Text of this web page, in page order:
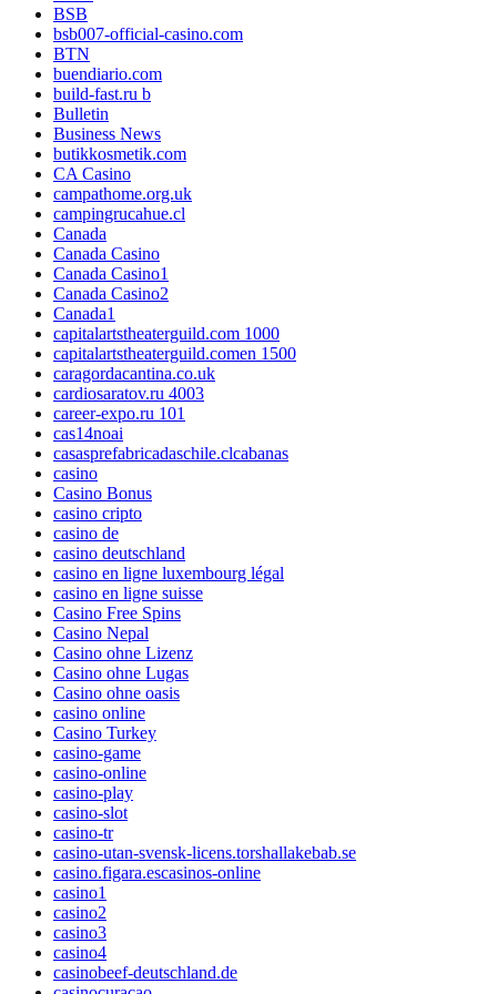
BSB
bsb007-official-casino.com
BTN
buendiario.com
build-fast.ru b
Bulletin
Business News
butikkosmetik.com
CA Casino
campathome.org.uk
campingrucahue.cl
Canada
Canada Casino
Canada Casino1
Canada Casino2
Canada1
capitalartstheaterguild.com 1000
capitalartstheaterguild.comen 1500
caragordacantina.co.uk
cardiosaratov.ru 4003
career-expo.ru 101
cas14noai
casasprefabricadaschile.clcabanas
casino
Casino Bonus
casino cripto
casino de
casino deutschland
casino en ligne luxembourg légal
casino en ligne suisse
Casino Free Spins
Casino Nepal
Casino ohne Lizenz
Casino ohne Lugas
Casino ohne oasis
casino online
Casino Turkey
casino-game
casino-online
casino-play
casino-slot
casino-tr
casino-utan-svensk-licens.torshallakebab.se
casino.figara.escasinos-online
casino1
casino2
casino3
casino4
casinobeef-deutschland.de